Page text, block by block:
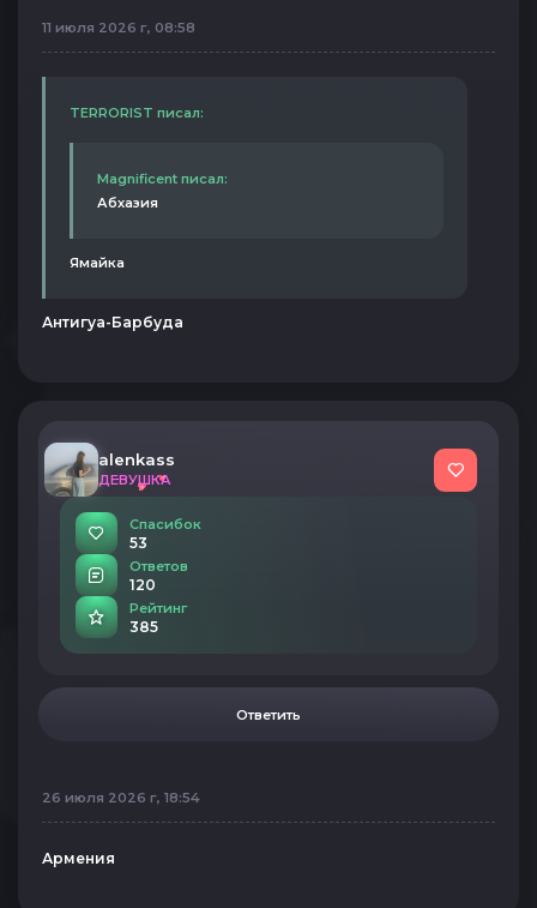
11 июля 2026 г, 08:58
TERRORIST писал:
Magnificent писал:
Абхазия
Ямайка
Антигуа-Барбуда
alenkass
ДЕВУШКА
Спасибок
53
Ответов
120
Рейтинг
385
Ответить
26 июля 2026 г, 18:54
Армения